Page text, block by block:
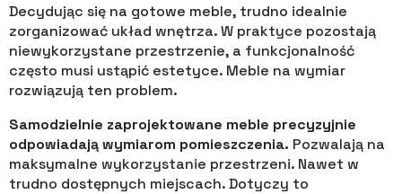
Decydując się na gotowe meble, trudno idealnie
zorganizować układ wnętrza. W praktyce pozostają
niewykorzystane przestrzenie, a funkcjonalność
często musi ustąpić estetyce. Meble na wymiar
rozwiązują ten problem.
Samodzielnie zaprojektowane meble precyzyjnie
odpowiadają wymiarom pomieszczenia. Pozwalają na
maksymalne wykorzystanie przestrzeni. Nawet w
trudno dostępnych miejscach. Dotyczy to